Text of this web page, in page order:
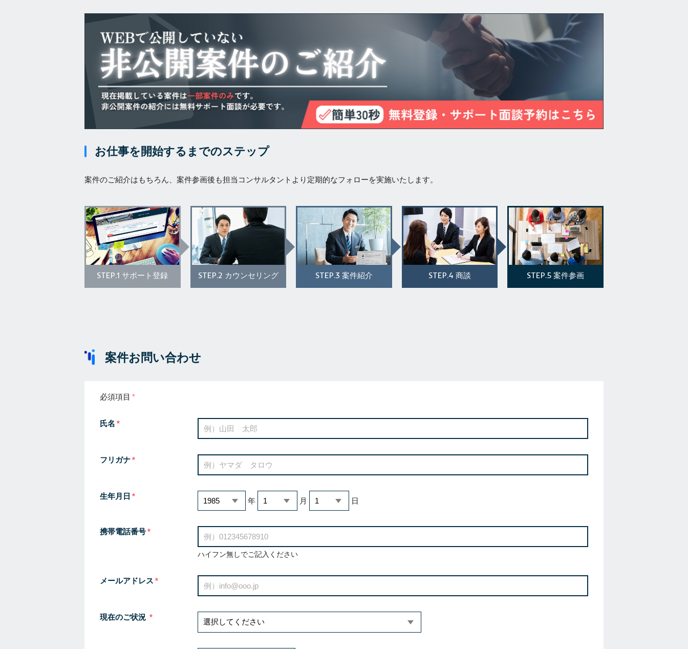
お仕事を開始するまでのステップ
案件のご紹介はもちろん、案件参画後も担当コンサルタントより定期的なフォローを実施いたします。
STEP.1 サポート登録 STEP.2 カウンセリング STEP.3 案件紹介 STEP.4 商談 STEP.5 案件参画
案件お問い合わせ
必須項目
氏名
フリガナ
生年月日
年 月 日
携帯電話番号
ハイフン無しでご記入ください
メールアドレス
現在のご状況